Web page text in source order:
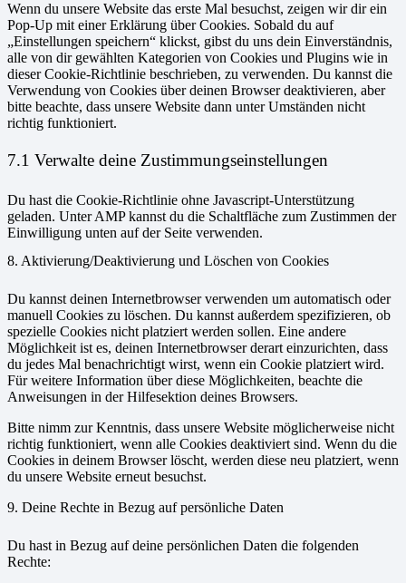
Wenn du unsere Website das erste Mal besuchst, zeigen wir dir ein
Pop-Up mit einer Erklärung über Cookies. Sobald du auf
„Einstellungen speichern“ klickst, gibst du uns dein Einverständnis,
alle von dir gewählten Kategorien von Cookies und Plugins wie in
dieser Cookie-Richtlinie beschrieben, zu verwenden. Du kannst die
Verwendung von Cookies über deinen Browser deaktivieren, aber
bitte beachte, dass unsere Website dann unter Umständen nicht
richtig funktioniert.
7.1 Verwalte deine Zustimmungseinstellungen
Du hast die Cookie-Richtlinie ohne Javascript-Unterstützung
geladen. Unter AMP kannst du die Schaltfläche zum Zustimmen der
Einwilligung unten auf der Seite verwenden.
8. Aktivierung/Deaktivierung und Löschen von Cookies
Du kannst deinen Internetbrowser verwenden um automatisch oder
manuell Cookies zu löschen. Du kannst außerdem spezifizieren, ob
spezielle Cookies nicht platziert werden sollen. Eine andere
Möglichkeit ist es, deinen Internetbrowser derart einzurichten, dass
du jedes Mal benachrichtigt wirst, wenn ein Cookie platziert wird.
Für weitere Information über diese Möglichkeiten, beachte die
Anweisungen in der Hilfesektion deines Browsers.
Bitte nimm zur Kenntnis, dass unsere Website möglicherweise nicht
richtig funktioniert, wenn alle Cookies deaktiviert sind. Wenn du die
Cookies in deinem Browser löscht, werden diese neu platziert, wenn
du unsere Website erneut besuchst.
9. Deine Rechte in Bezug auf persönliche Daten
Du hast in Bezug auf deine persönlichen Daten die folgenden
Rechte: